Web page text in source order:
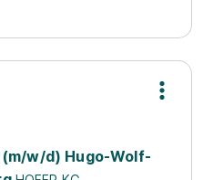
(m/w/d) Hugo-Wolf-